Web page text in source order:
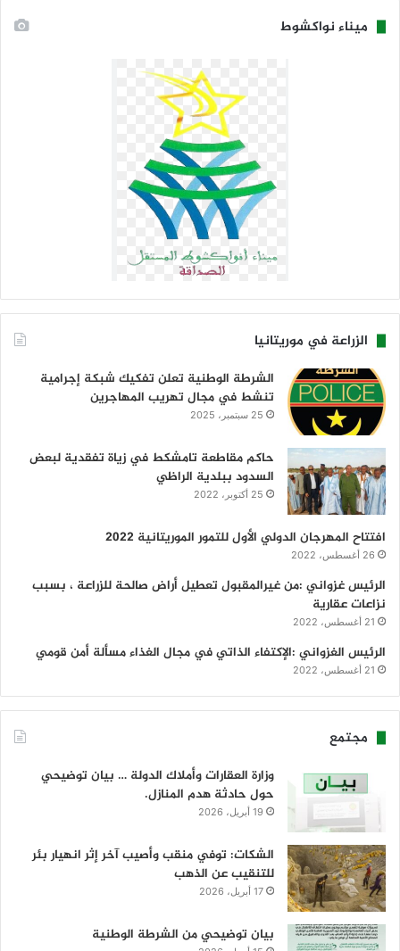
ميناء نواكشوط
الزراعة في موريتانيا
الشرطة الوطنية تعلن تفكيك شبكة إجرامية
تنشط في مجال تهريب المهاجرين
25 سبتمبر، 2025
حاكم مقاطعة تامشكط في زياة تفقدية لبعض
السدود ببلدية الراظي
25 أكتوبر، 2022
افتتاح المهرجان الدولي الأول للتمور الموريتانية 2022
26 أغسطس، 2022
الرئيس غزواني :من غيرالمقبول تعطيل أراض صالحة للزراعة ، بسبب
نزاعات عقارية
21 أغسطس، 2022
الرئيس الغزواني :الإكتفاء الذاتي في مجال الغذاء مسألة أمن قومي
21 أغسطس، 2022
مجتمع
وزارة العقارات وأملاك الدولة … بيان توضيحي
حول حادثة هدم المنازل.
19 أبريل، 2026
الشكات: توفي منقب وأصيب آخر إثر انهيار بئر
للتنقيب عن الذهب
17 أبريل، 2026
بيان توضيحي من الشرطة الوطنية